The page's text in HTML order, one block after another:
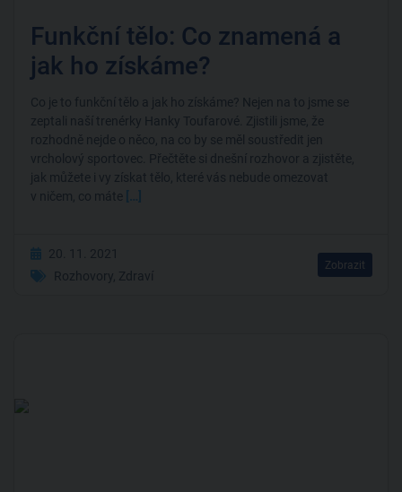
Funkční tělo: Co znamená a
jak ho získáme?
Co je to funkční tělo a jak ho získáme? Nejen na to jsme se
zeptali naší trenérky Hanky Toufarové. Zjistili jsme, že
rozhodně nejde o něco, na co by se měl soustředit jen
vrcholový sportovec. Přečtěte si dnešní rozhovor a zjistěte,
jak můžete i vy získat tělo, které vás nebude omezovat
v ničem, co máte […]
20. 11. 2021
Rozhovory, Zdraví
Zobrazit